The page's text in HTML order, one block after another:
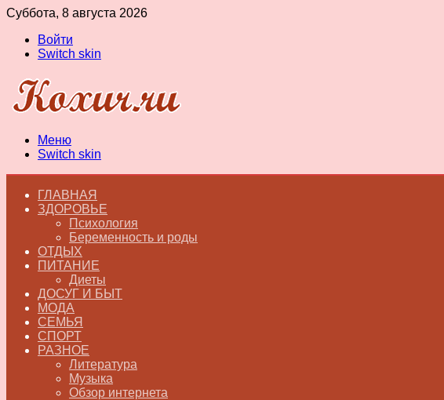
Суббота, 8 августа 2026
Войти
Switch skin
Меню
Switch skin
ГЛАВНАЯ
ЗДОРОВЬЕ
Психология
Беременность и роды
ОТДЫХ
ПИТАНИЕ
Диеты
ДОСУГ И БЫТ
МОДА
СЕМЬЯ
СПОРТ
РАЗНОЕ
Литература
Музыка
Обзор интернета